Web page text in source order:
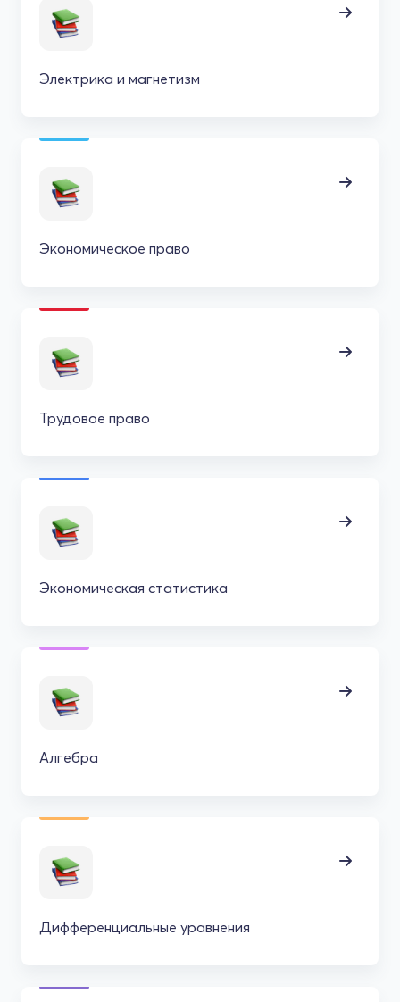
Электрика и магнетизм
Экономическое право
Трудовое право
Экономическая статистика
Алгебра
Дифференциальные уравнения